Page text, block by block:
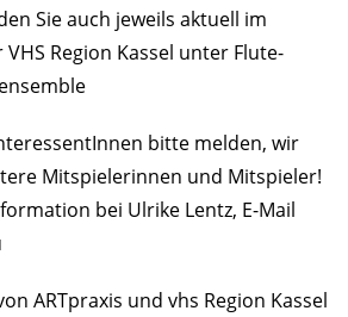
Sie auch jeweils aktuell im
Region Kassel unter Flute-
bitte melden, wir
Mitspielerinnen und Mitspieler!
bei Ulrike Lentz, E-Mail
ARTpraxis und vhs Region Kassel